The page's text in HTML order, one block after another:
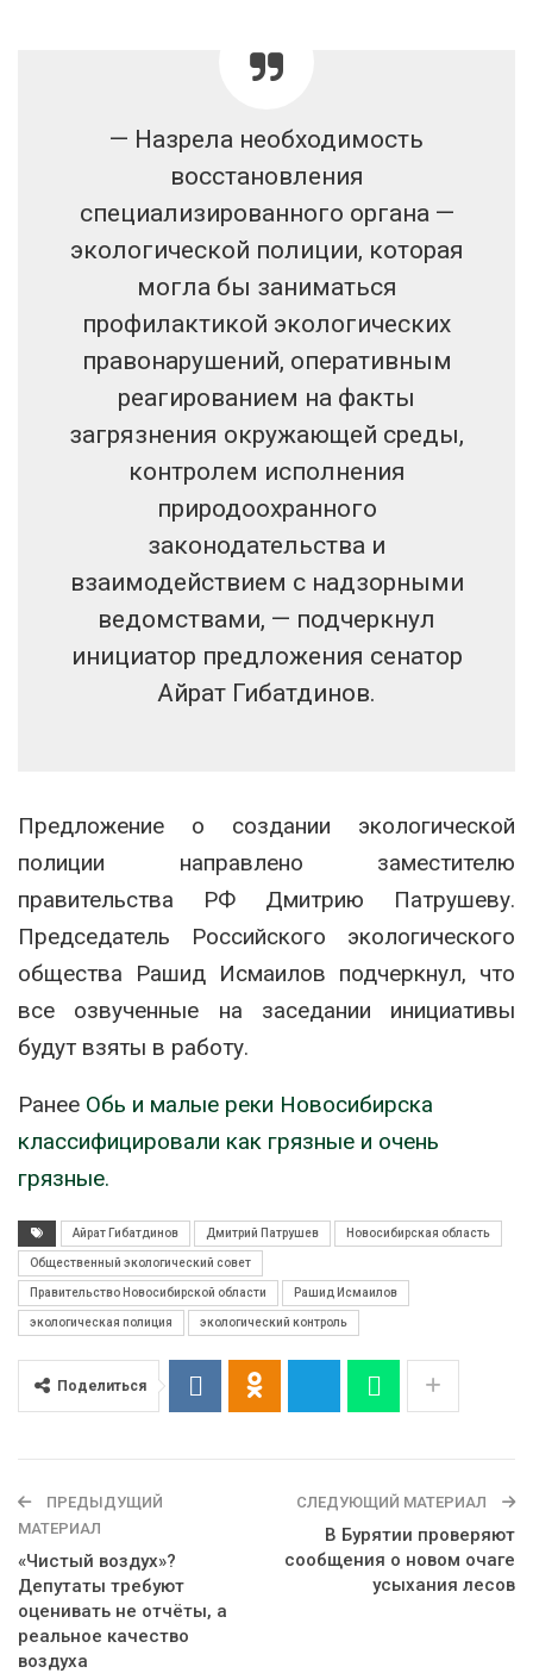
— Назрела необходимость
восстановления
специализированного органа —
экологической полиции, которая
могла бы заниматься
профилактикой экологических
правонарушений, оперативным
реагированием на факты
загрязнения окружающей среды,
контролем исполнения
природоохранного
законодательства и
взаимодействием с надзорными
ведомствами, — подчеркнул
инициатор предложения сенатор
Айрат Гибатдинов.
Предложение о создании экологической
полиции направлено заместителю
правительства РФ Дмитрию Патрушеву.
Председатель Российского экологического
общества Рашид Исмаилов подчеркнул, что
все озвученные на заседании инициативы
будут взяты в работу.
Ранее Обь и малые реки Новосибирска
классифицировали как грязные и очень
грязные.
Айрат Гибатдинов Дмитрий Патрушев Новосибирская область
Общественный экологический совет
Правительство Новосибирской области Рашид Исмаилов
экологическая полиция экологический контроль
Поделиться
ПРЕДЫДУЩИЙ
МАТЕРИАЛ
«Чистый воздух»?
Депутаты требуют
оценивать не отчёты, а
реальное качество
воздуха
СЛЕДУЮЩИЙ МАТЕРИАЛ
В Бурятии проверяют
сообщения о новом очаге
усыхания лесов